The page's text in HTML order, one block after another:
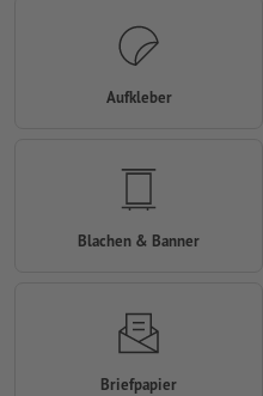
Aufkleber
Blachen & Banner
Briefpapier